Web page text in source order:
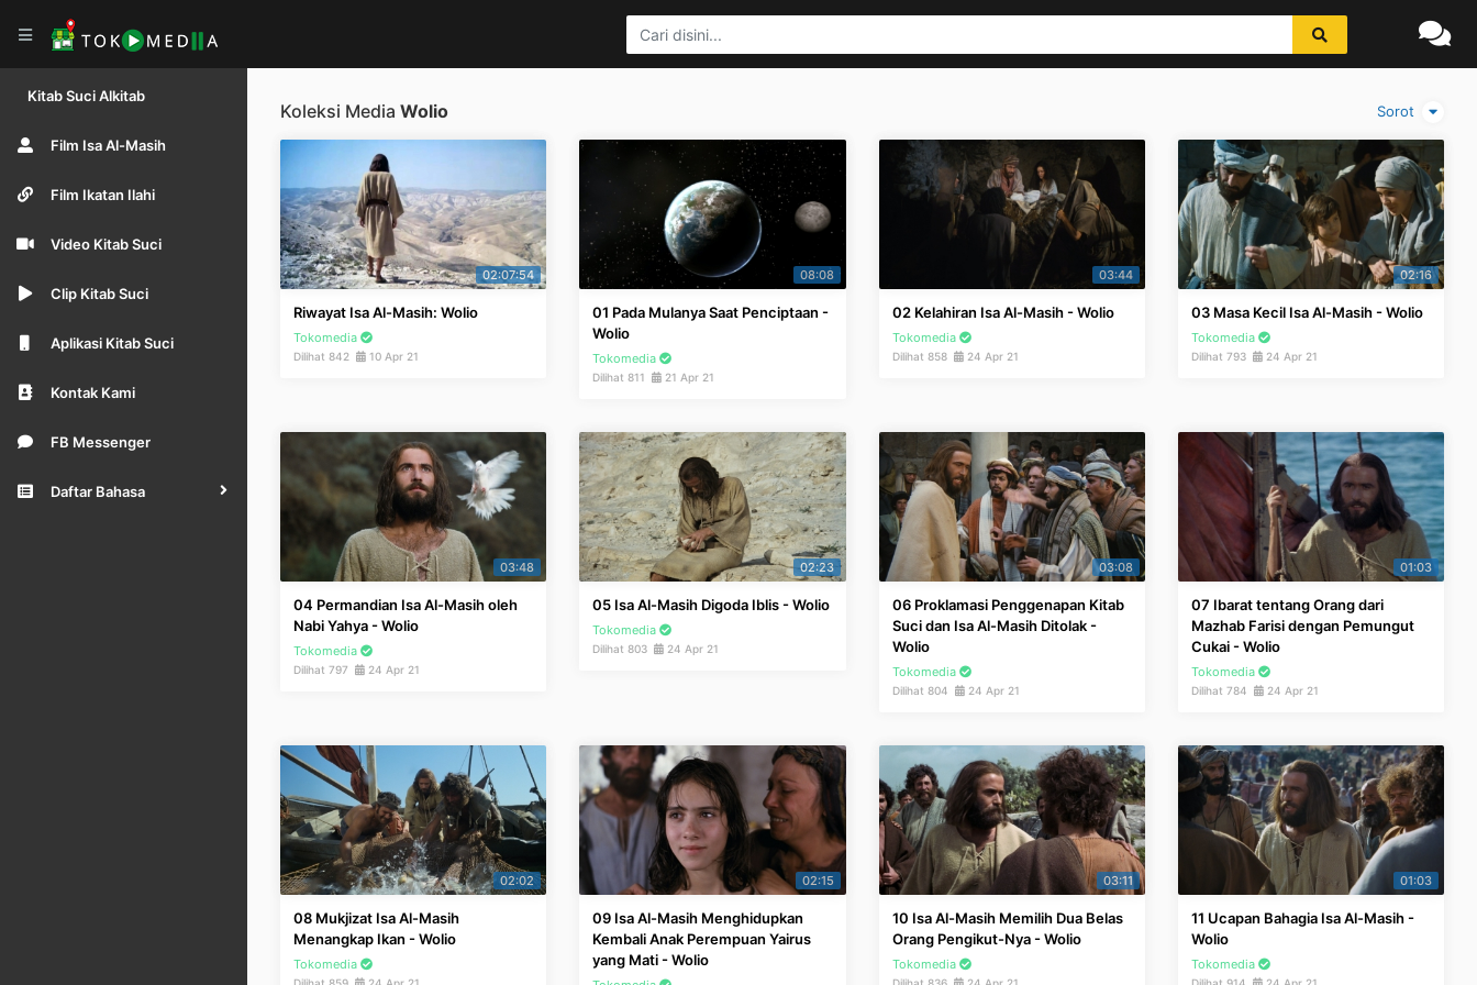
Kitab Suci Alkitab
Film Isa Al-Masih
Film Ikatan Ilahi
Video Kitab Suci
Clip Kitab Suci
Aplikasi Kitab Suci
Kontak Kami
FB Messenger
Daftar Bahasa
Sorot
Koleksi Media Wolio
02:07:54
Riwayat Isa Al-Masih: Wolio
Tokomedia
Dilihat 842 10 Apr 21
08:08
01 Pada Mulanya Saat Penciptaan -
Wolio
Tokomedia
Dilihat 811 21 Apr 21
03:44
02 Kelahiran Isa Al-Masih - Wolio
Tokomedia
Dilihat 858 24 Apr 21
02:16
03 Masa Kecil Isa Al-Masih - Wolio
Tokomedia
Dilihat 793 24 Apr 21
03:48
04 Permandian Isa Al-Masih oleh
Nabi Yahya - Wolio
Tokomedia
Dilihat 797 24 Apr 21
02:23
05 Isa Al-Masih Digoda Iblis - Wolio
Tokomedia
Dilihat 803 24 Apr 21
03:08
06 Proklamasi Penggenapan Kitab
Suci dan Isa Al-Masih Ditolak -
Wolio
Tokomedia
Dilihat 804 24 Apr 21
01:03
07 Ibarat tentang Orang dari
Mazhab Farisi dengan Pemungut
Cukai - Wolio
Tokomedia
Dilihat 784 24 Apr 21
02:02
08 Mukjizat Isa Al-Masih
Menangkap Ikan - Wolio
Tokomedia
02:15
09 Isa Al-Masih Menghidupkan
Kembali Anak Perempuan Yairus
yang Mati - Wolio
03:11
10 Isa Al-Masih Memilih Dua Belas
Orang Pengikut-Nya - Wolio
Tokomedia
01:03
11 Ucapan Bahagia Isa Al-Masih -
Wolio
Tokomedia